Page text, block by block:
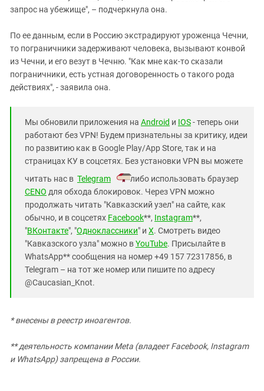
запрос на убежище", – подчеркнула она.
По ее данным, если в Россию экстрадируют уроженца Чечни,
то пограничники задерживают человека, вызывают конвой
из Чечни, и его везут в Чечню. "Как мне как-то сказали
пограничники, есть устная договоренность о такого рода
действиях", - заявила она.
Мы обновили приложения на Android и IOS- теперь они
работают без VPN! Будем признательны за критику, идеи
по развитию как в Google Play/App Store, так и на
страницах КУ в соцсетях. Без установки VPN вы можете
читать нас в Telegram
либо использовать браузер
CENO для обхода блокировок. Через VPN можно
продолжать читать "Кавказский узел" на сайте, как
обычно, и в соцсетях Facebook**, Instagram**,
"ВКонтакте", "Одноклассники" и X. Смотреть видео
"Кавказского узла" можно вYouTube. Присылайте в
WhatsApp** сообщения на номер +49 157 72317856, в
Telegram – на тот же номер или пишите по адресу
@Caucasian_Knot.
* внесены в реестр иноагентов.
** деятельность компании Meta (владеет Facebook, Instagram
и WhatsApp) запрещена в России.